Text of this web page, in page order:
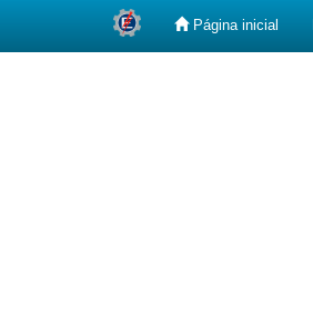
Página inicial